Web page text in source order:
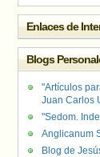
Enlaces de
Blogs
"Artículos
Juan Carlos
"Sedom.
Anglicanum
Blog de